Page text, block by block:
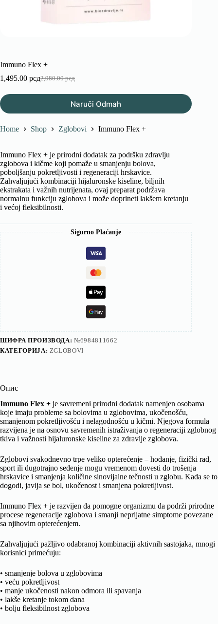
Immuno Flex +
2,980.00рсд
Оригинална
1,495.00 рсдТренутна
1,495.00 рсд.Naruči Odmah
Home Shop Zglobovi Immuno Flex +
Immuno Flex + je prirodni dodatak za podršku zdravlju
zglobova i kičme koji pomaže u smanjenju bolova,
poboljšanju pokretljivosti i regeneraciji hrskavice.
Zahvaljujući kombinaciji hijaluronske kiseline, biljnih
ekstrakata i važnih nutrijenata, ovaj preparat podržava
normalnu funkciju zglobova i može doprineti lakšem kretanju
i većoj fleksibilnosti.
Sigurno Plaćanje
ШИФРА ПРОИЗВОДА:№6984811662
КАТЕГОРИЈА: ZGLOBOVI
Опис
Immuno Flex + je savremeni prirodni dodatak namenjen osobama
koje imaju probleme sa bolovima u zglobovima, ukočenošću,
smanjenom pokretljivošću i nelagodnošću u kičmi. Njegova formula
razvijena je na osnovu savremenih istraživanja o regeneraciji zglobnog
tkiva i važnosti hijaluronske kiseline za zdravlje zglobova.
Zglobovi svakodnevno trpe veliko opterećenje – hodanje, fizički rad,
sport ili dugotrajno sedenje mogu vremenom dovesti do trošenja
hrskavice i smanjenja količine sinovijalne tečnosti u zglobu. Kada se to
dogodi, javlja se bol, ukočenost i smanjena pokretljivost.
Immuno Flex + je razvijen da pomogne organizmu da podrži prirodne
procese regeneracije zglobova i smanji neprijatne simptome povezane
sa njihovim opterećenjem.
Zahvaljujući pažljivo odabranoj kombinaciji aktivnih sastojaka, mnogi
korisnici primećuju:
• smanjenje bolova u zglobovima
• veću pokretljivost
• manje ukočenosti nakon odmora ili spavanja
• lakše kretanje tokom dana
• bolju fleksibilnost zglobova